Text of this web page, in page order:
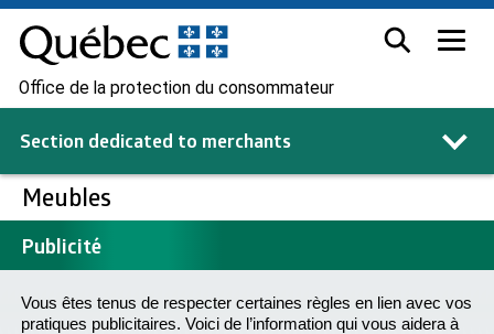
Office de la protection du consommateur
Section dedicated to merchants
Meubles
Publicité
Vous êtes tenus de respecter certaines règles en lien avec vos
pratiques publicitaires. Voici de l’information qui vous aidera à